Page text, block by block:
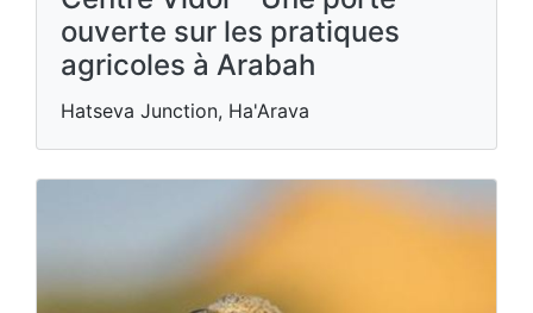
ouverte sur les pratiques
agricoles à Arabah
Hatseva Junction, Ha'Arava